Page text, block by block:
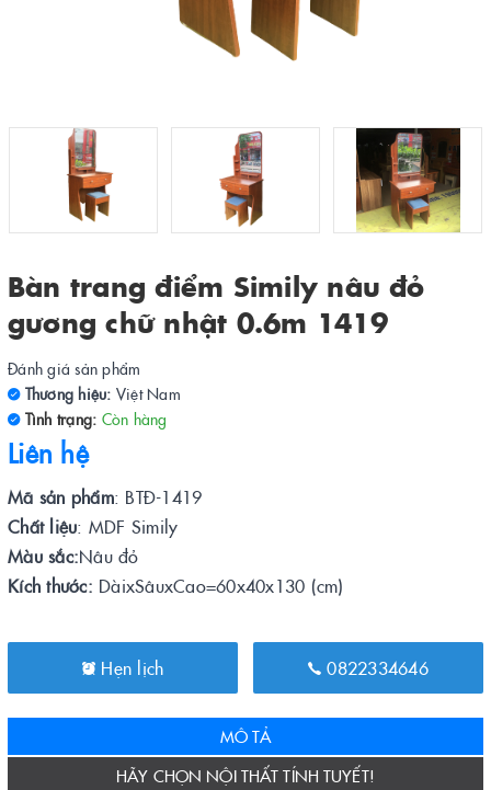
Bàn trang điểm Simily nâu đỏ
gương chữ nhật 0.6m 1419
Đánh giá sản phẩm
Thương hiệu: Việt Nam
Tình trạng: Còn hàng
Liên hệ
Mã sản phẩm: BTĐ-1419
Chất liệu: MDF Simily
Màu sắc:Nâu đỏ
Kích thước: DàixSâuxCao=60x40x130 (cm)
Hẹn lịch 0822334646
MÔ TẢ
HÃY CHỌN NỘI THẤT TÍNH TUYẾT!